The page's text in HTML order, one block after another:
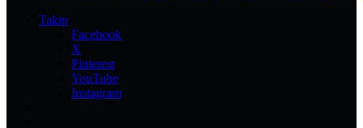
Takip
Facebook
X
Pinterest
YouTube
Instagram